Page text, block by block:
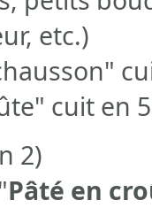
etc.)
cuit en
2)
Pâté en